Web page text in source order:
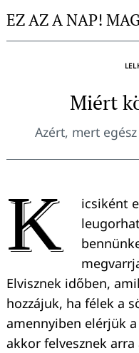
toEZ AZ A NAP!
Miért
Azért, mert
K
icsiként
Elvisznek időben,
hozzájuk, ha félek a
amennyiben elérjük
akkor felvesznek